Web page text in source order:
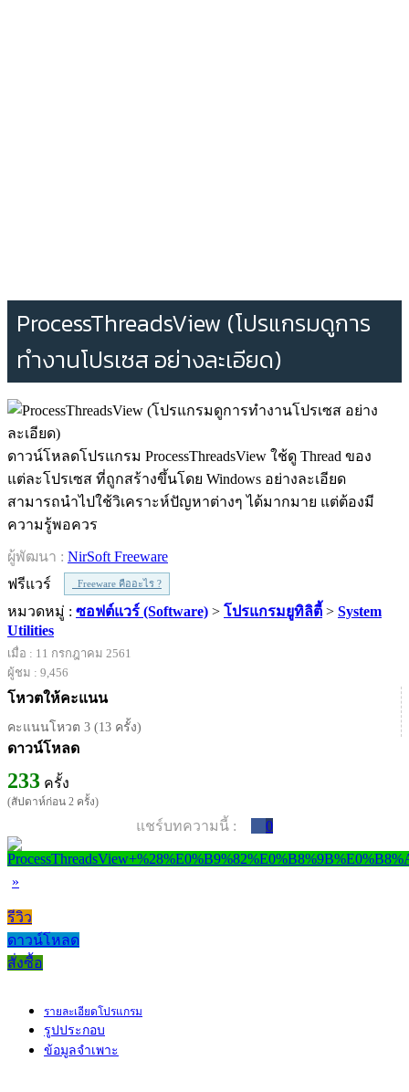
ProcessThreadsView (โปรแกรมดูการ
ทำงานโปรเซส อย่างละเอียด)
ดาวน์โหลดโปรแกรม ProcessThreadsView ใช้ดู Thread ของ
แต่ละโปรเซส ที่ถูกสร้างขึ้นโดย Windows อย่างละเอียด
สามารถนำไปใช้วิเคราะห์ปัญหาต่างๆ ได้มากมาย แต่ต้องมี
ความรู้พอควร
ผู้พัฒนา : NirSoft Freeware
ฟรีแวร์
Freeware คืออะไร ?
หมวดหมู่ : ซอฟต์แวร์ (Software) > โปรแกรมยูทิลิตี้ > System
Utilities
เมื่อ : 11 กรกฎาคม 2561
ผู้ชม : 9,456
โหวตให้คะแนน
คะแนนโหวต 3 (13 ครั้ง)
ดาวน์โหลด
233 ครั้ง
(สัปดาห์ก่อน 2 ครั้ง)
แชร์บทความนี้ : 0
»
รีวิว
ดาวน์โหลด
สั่งซื้อ
รายละเอียดโปรแกรม
รูปประกอบ
ข้อมูลจำเพาะ